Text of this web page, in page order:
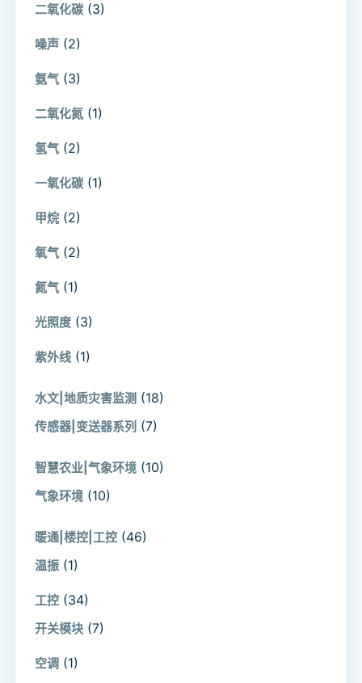
二氧化碳 (3)
噪声 (2)
氨气 (3)
二氧化氮 (1)
氢气 (2)
一氧化碳 (1)
甲烷 (2)
氧气 (2)
氮气 (1)
光照度 (3)
紫外线 (1)
水文|地质灾害监测 (18)
传感器|变送器系列 (7)
智慧农业|气象环境 (10)
气象环境 (10)
暖通|楼控|工控 (46)
温振 (1)
工控 (34)
开关模块 (7)
空调 (1)